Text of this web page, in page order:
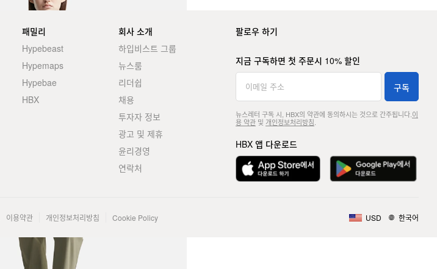
패밀리
Hypebeast
Hypemaps
Hypebae
HBX
회사 소개
하입비스트 그룹
뉴스룸
리더쉽
채용
투자자 정보
광고 및 제휴
윤리경영
연락처
팔로우 하기
지금 구독하면 첫 주문시 10% 할인
구독
뉴스레터 구독 시, HBX의 약관에 동의하시는 것으로 간주됩니다. 이
용 약관및 개인정보처리방침
HBX 앱 다운로드
이용약관 개인정보처리방침 Cookie Policy USD 한국어